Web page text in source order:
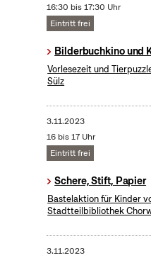
16:30 bis 17:30 Uhr
Eintritt frei
Bilderbuchkino und
Vorlesezeit und
Sülz
3.11.2023
16 bis 17 Uhr
Eintritt frei
Schere, Stift, Papier
Bastelaktion für Kinder
Stadtteilbibliothek
3.11.2023